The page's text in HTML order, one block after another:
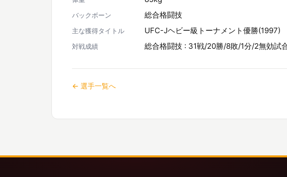
バックボーン 総合格闘技
主な獲得タイトル UFC-Jヘビー級トーナメント優勝(1997)
対戦成績 総合格闘技 : 31戦/20勝/8敗/1分/2無効試
← 選手一覧へ